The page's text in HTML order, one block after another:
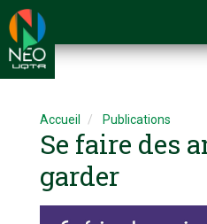
Accueil Publications
Se faire des
garder